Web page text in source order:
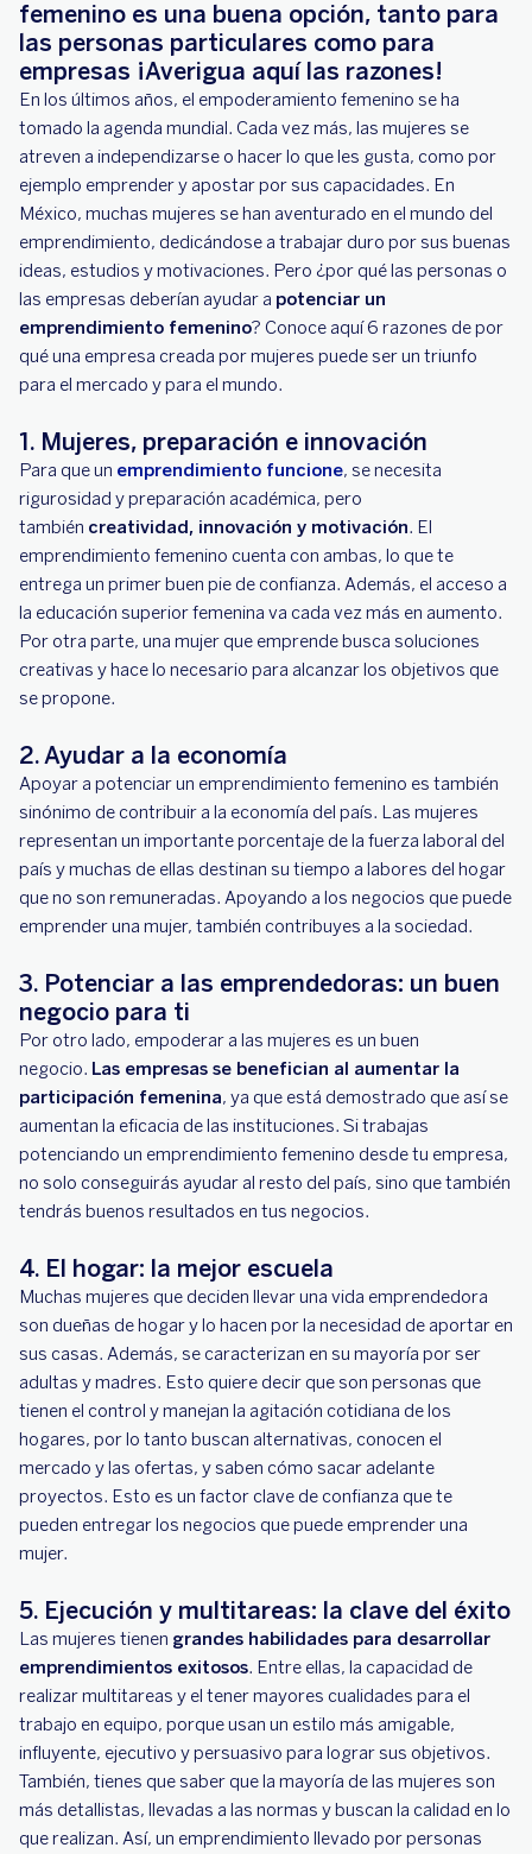
femenino es una buena opción, tanto para
las personas particulares como para
empresas ¡Averigua aquí las razones!
En los últimos años, el empoderamiento femenino se ha
tomado la agenda mundial. Cada vez más, las mujeres se
atreven a independizarse o hacer lo que les gusta, como por
ejemplo emprender y apostar por sus capacidades. En
México, muchas mujeres se han aventurado en el mundo del
emprendimiento, dedicándose a trabajar duro por sus buenas
ideas, estudios y motivaciones. Pero ¿por qué las personas o
las empresas deberían ayudar a potenciar un
emprendimiento femenino? Conoce aquí 6 razones de por
qué una empresa creada por mujeres puede ser un triunfo
para el mercado y para el mundo.
1. Mujeres, preparación e innovación
Para que un emprendimiento funcione, se necesita
rigurosidad y preparación académica, pero
también creatividad, innovación y motivación. El
emprendimiento femenino cuenta con ambas, lo que te
entrega un primer buen pie de confianza. Además, el acceso a
la educación superior femenina va cada vez más en aumento.
Por otra parte, una mujer que emprende busca soluciones
creativas y hace lo necesario para alcanzar los objetivos que
se propone.
2. Ayudar a la economía
Apoyar a potenciar un emprendimiento femenino es también
sinónimo de contribuir a la economía del país. Las mujeres
representan un importante porcentaje de la fuerza laboral del
país y muchas de ellas destinan su tiempo a labores del hogar
que no son remuneradas. Apoyando a los negocios que puede
emprender una mujer, también contribuyes a la sociedad.
3. Potenciar a las emprendedoras: un buen
negocio para ti
Por otro lado, empoderar a las mujeres es un buen
negocio. Las empresas se benefician al aumentar la
participación femenina, ya que está demostrado que así se
aumentan la eficacia de las instituciones. Si trabajas
potenciando un emprendimiento femenino desde tu empresa,
no solo conseguirás ayudar al resto del país, sino que también
tendrás buenos resultados en tus negocios.
4. El hogar: la mejor escuela
Muchas mujeres que deciden llevar una vida emprendedora
son dueñas de hogar y lo hacen por la necesidad de aportar en
sus casas. Además, se caracterizan en su mayoría por ser
adultas y madres. Esto quiere decir que son personas que
tienen el control y manejan la agitación cotidiana de los
hogares, por lo tanto buscan alternativas, conocen el
mercado y las ofertas, y saben cómo sacar adelante
proyectos. Esto es un factor clave de confianza que te
pueden entregar los negocios que puede emprender una
mujer.
5. Ejecución y multitareas: la clave del éxito
Las mujeres tienen grandes habilidades para desarrollar
emprendimientos exitosos. Entre ellas, la capacidad de
realizar multitareas y el tener mayores cualidades para el
trabajo en equipo, porque usan un estilo más amigable,
influyente, ejecutivo y persuasivo para lograr sus objetivos.
También, tienes que saber que la mayoría de las mujeres son
más detallistas, llevadas a las normas y buscan la calidad en lo
que realizan. Así, un emprendimiento llevado por personas